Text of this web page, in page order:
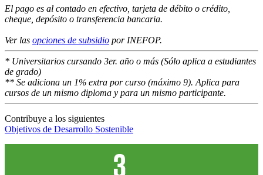
El pago es al contado en efectivo, tarjeta de débito o crédito,
cheque, depósito o transferencia bancaria.
Ver las opciones de subsidio por INEFOP.
* Universitarios cursando 3er. año o más (Sólo aplica a estudiantes
de grado)
** Se adiciona un 1% extra por curso (máximo 9). Aplica para
cursos de un mismo diploma y para un mismo participante.
Contribuye a los siguientes
Objetivos de Desarrollo Sostenible